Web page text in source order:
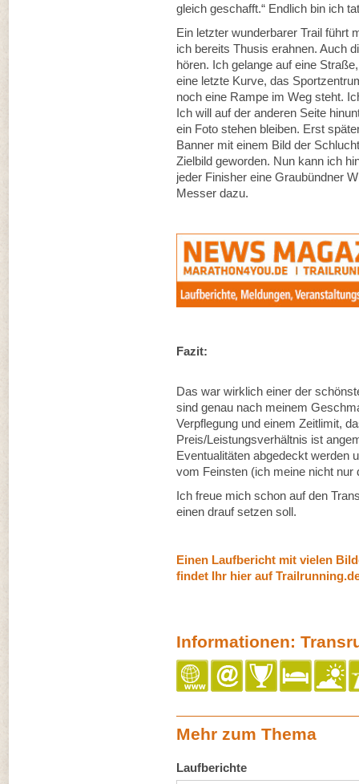
gleich geschafft.“ Endlich bin ich
Ein letzter wunderbarer Trail führt
ich bereits Thusis erahnen. Auch
hören. Ich gelange auf eine
eine letzte Kurve, das
noch eine Rampe im Weg steht.
Ich will auf der anderen Seite
ein Foto stehen bleiben. Erst
Banner mit einem Bild der
Zielbild geworden. Nun kann ich
jeder Finisher eine Graubündner
Messer dazu.
Fazit:
Das war wirklich einer der
sind genau nach meinem
Verpflegung und einem Zeitlimit,
Preis/Leistungsverhältnis ist
Eventualitäten abgedeckt werden
vom Feinsten (ich meine nicht nur
Ich freue mich schon auf den
einen drauf setzen soll.
Einen Laufbericht mit vielen
findet Ihr hier auf
Informationen:
Mehr zum Thema
Laufberichte